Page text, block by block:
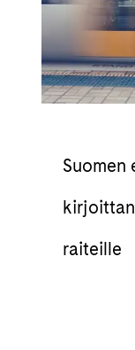
Suomen
raiteille